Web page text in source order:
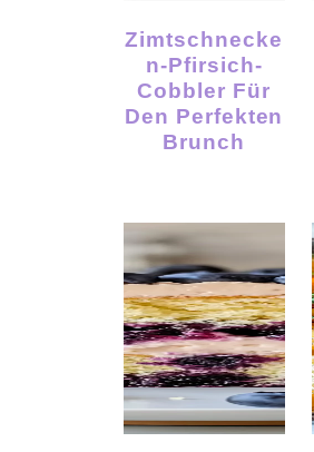
Zimtschnecke
N-Pfirsich-
Cobbler Für
Den Perfekten
Brunch